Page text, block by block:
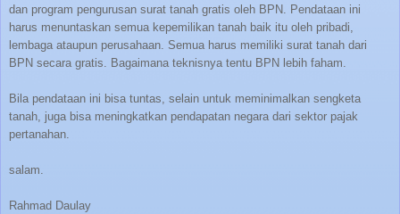
dan program pengurusan surat tanah gratis oleh BPN. Pendataan ini
harus menuntaskan semua kepemilikan tanah baik itu oleh pribadi,
lembaga ataupun perusahaan. Semua harus memiliki surat tanah dari
BPN secara gratis. Bagaimana teknisnya tentu BPN lebih faham.
Bila pendataan ini bisa tuntas, selain untuk meminimalkan sengketa
tanah, juga bisa meningkatkan pendapatan negara dari sektor pajak
pertanahan.
salam.
Rahmad Daulay